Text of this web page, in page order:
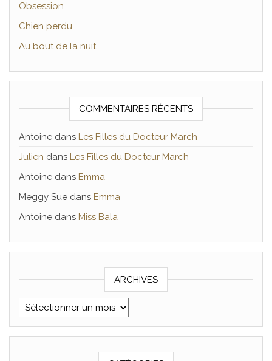
Obsession
Chien perdu
Au bout de la nuit
COMMENTAIRES RÉCENTS
Antoine dans Les Filles du Docteur March
Julien dans Les Filles du Docteur March
Antoine dans Emma
Meggy Sue dans Emma
Antoine dans Miss Bala
ARCHIVES
Archives